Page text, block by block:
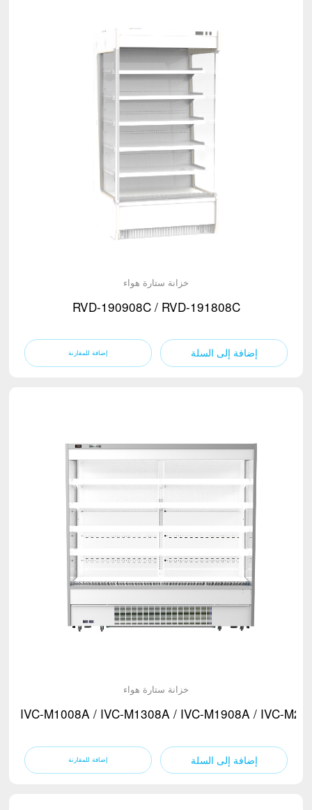
خزانة ستارة هواء
RVD-190908C / RVD-191808C
إضافة إلى السلة
خزانة ستارة هواء
IVC-M1008A / IVC-M1308A / IVC-M1908A / IVC-
إضافة إلى السلة